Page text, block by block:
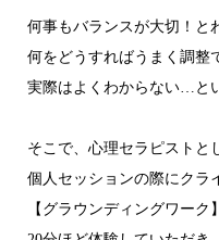
何事もバランスが大切！と
何をどうすればうまく調整
実際はよくわからない…と
そこで、心理セラピストと
個人セッションの際にクラ
【グラウンディングワーク